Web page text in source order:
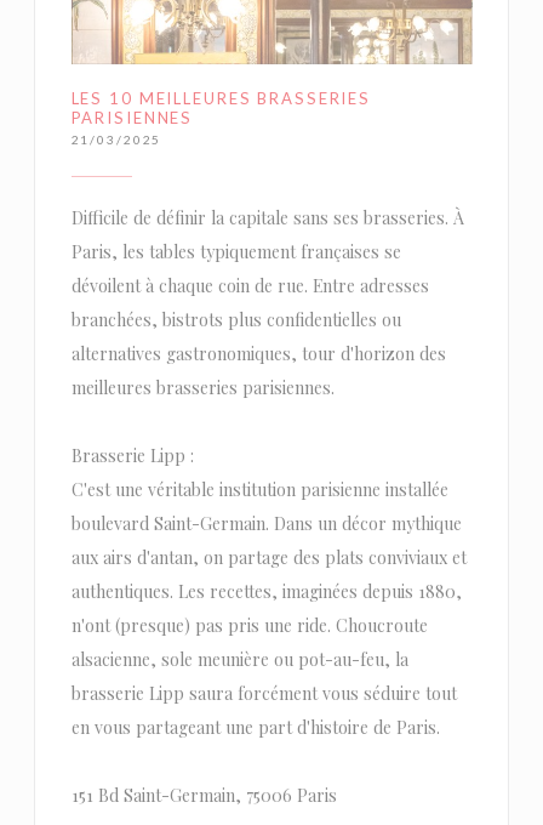
LES 10 MEILLEURES BRASSERIES
PARISIENNES
21/03/2025
Difficile de définir la capitale sans ses brasseries. À
Paris, les tables typiquement françaises se
dévoilent à chaque coin de rue. Entre adresses
branchées, bistrots plus confidentielles ou
alternatives gastronomiques, tour d'horizon des
meilleures brasseries parisiennes.
Brasserie Lipp :
C'est une véritable institution parisienne installée
boulevard Saint-Germain. Dans un décor mythique
aux airs d'antan, on partage des plats conviviaux et
authentiques. Les recettes, imaginées depuis 1880,
n'ont (presque) pas pris une ride. Choucroute
alsacienne, sole meunière ou pot-au-feu, la
brasserie Lipp saura forcément vous séduire tout
en vous partageant une part d'histoire de Paris.
151 Bd Saint-Germain, 75006 Paris